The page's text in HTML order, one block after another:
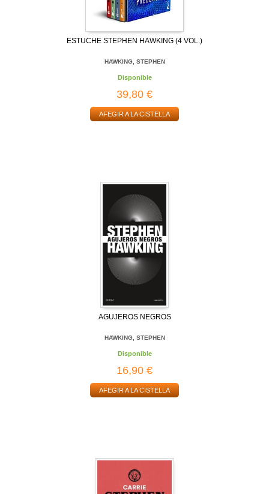
ESTUCHE STEPHEN HAWKING (4 VOL.)
HAWKING, STEPHEN
Disponible
39,80 €
AFEGIR A LA CISTELLA
AGUJEROS NEGROS
HAWKING, STEPHEN
Disponible
16,90 €
AFEGIR A LA CISTELLA